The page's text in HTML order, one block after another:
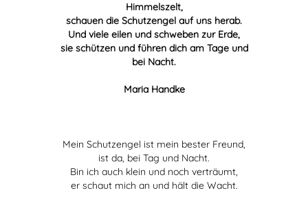
Himmelszelt,
schauen die Schutzengel auf uns herab.
Und viele eilen und schweben zur Erde,
sie schützen und führen dich am Tage und
bei Nacht.
Maria Handke
Mein Schutzengel ist mein bester Freund,
ist da, bei Tag und Nacht.
Bin ich auch klein und noch verträumt,
er schaut mich an und hält die Wacht.